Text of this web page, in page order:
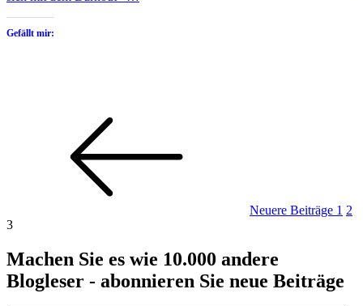
Gefällt mir:
Beiträge
Neuere Beiträge 1 2
3
Machen Sie es wie 10.000 andere
Blogleser - abonnieren Sie neue Beiträge